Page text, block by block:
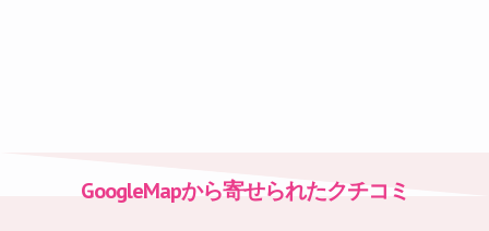
GoogleMapから寄せられたクチコミ